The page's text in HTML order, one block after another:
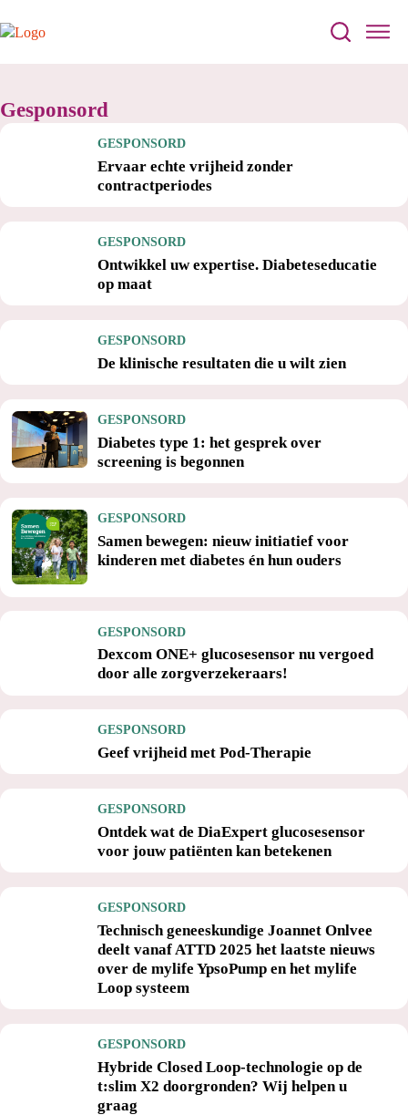
Gesponsord
Ervaar echte vrijheid zonder
contractperiodes
GESPONSORD
Ontwikkel uw expertise. Diabeteseducatie
op maat
GESPONSORD
De klinische resultaten die u wilt zien
GESPONSORD
Diabetes type 1: het gesprek over
screening is begonnen
GESPONSORD
Samen bewegen: nieuw initiatief voor
kinderen met diabetes én hun ouders
GESPONSORD
Dexcom ONE+ glucosesensor nu vergoed
door alle zorgverzekeraars!
GESPONSORD
Geef vrijheid met Pod-Therapie
GESPONSORD
Ontdek wat de DiaExpert glucosesensor
voor jouw patiënten kan betekenen
GESPONSORD
Technisch geneeskundige Joannet Onlvee
deelt vanaf ATTD 2025 het laatste nieuws
over de mylife YpsoPump en het mylife
Loop systeem
GESPONSORD
Hybride Closed Loop-technologie op de
t:slim X2 doorgronden? Wij helpen u
graag
GESPONSORD